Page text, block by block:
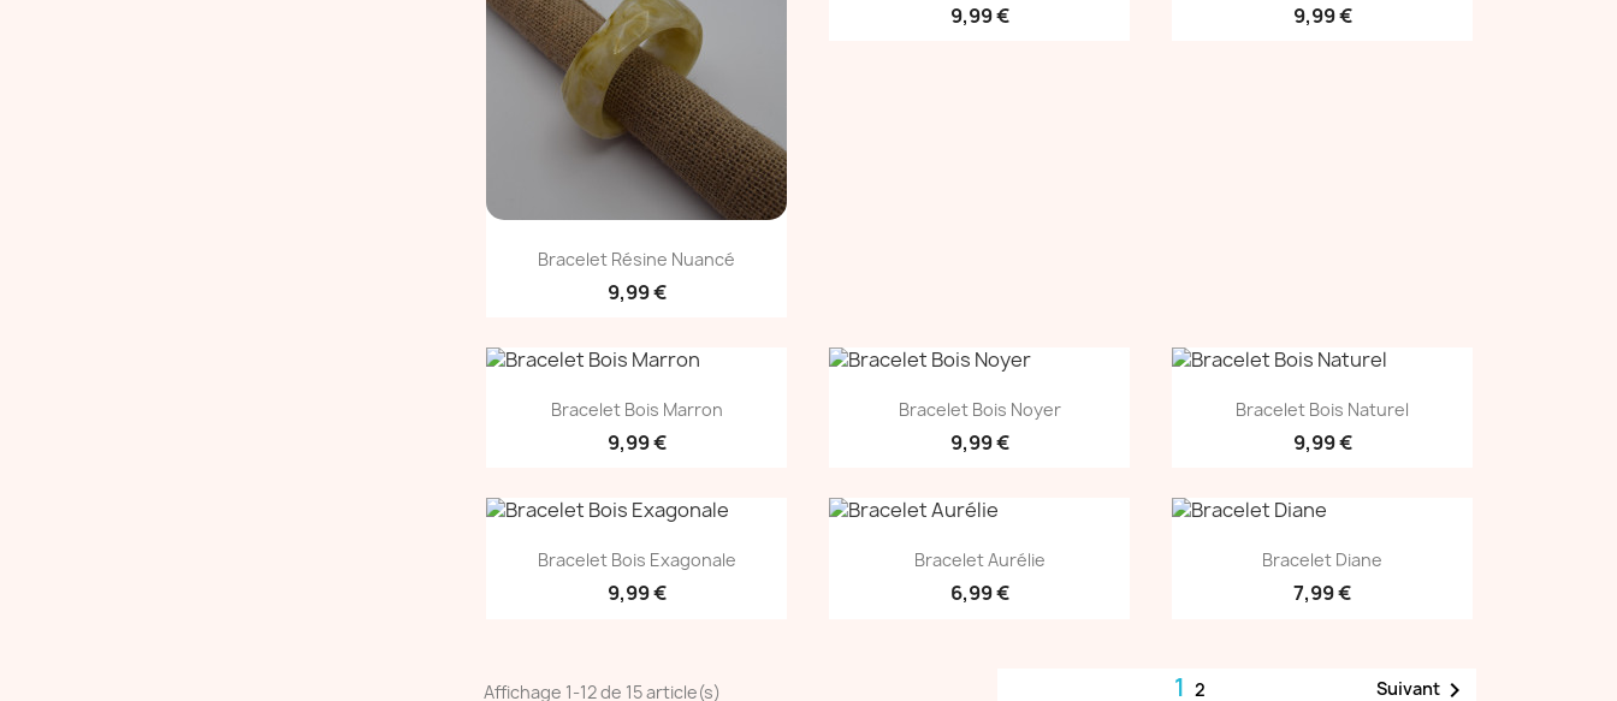
Bracelet Résine Nuancé
9,99 €
9,99 € 9,99 €

Bracelet Bois Marron
9,99 €

Bracelet Bois Noyer
9,99 €

Bracelet Bois Naturel
9,99 €
Aperçu rapide
Bracelet Bois Exagonale
9,99 €
 Aperçu rapide
Bracelet Aurélie
6,99 €
Aperçu rapide
Bracelet Diane
7,99 €
Affichage 1-12 de 15 article(s) 1 2 Suivant